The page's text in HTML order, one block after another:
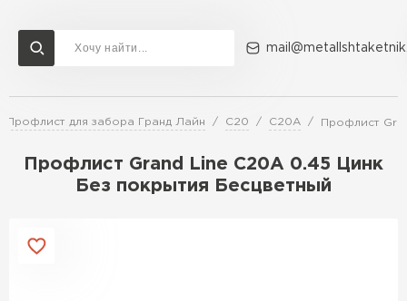
Профлист для забора Гранд Лайн C20 C20A Профлист
Профлист Grand Line C20A 0.45 Цинк
Без покрытия Бесцветный
Доставка и оплата Акции О компании Контакты
Перейти в каталог